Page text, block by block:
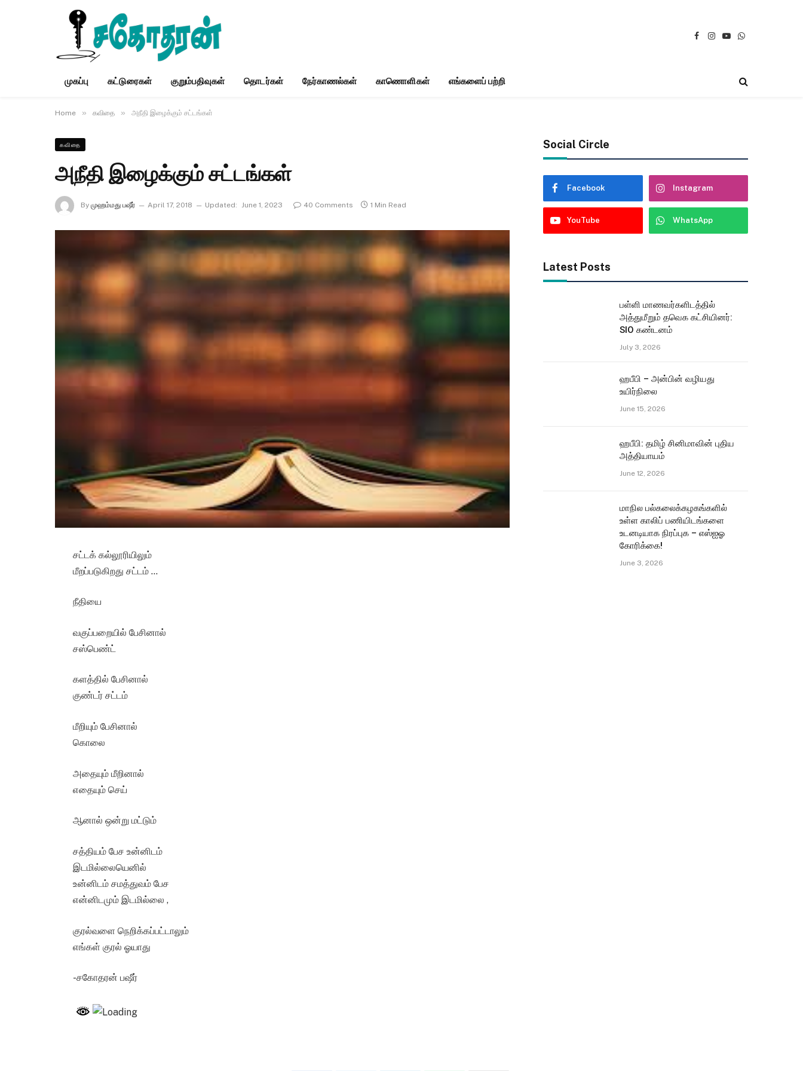
Facebook
Instagram
YouTubeWhatsApp
முகப்பு கட்டுரைகள் குறும்பதிவுகள் தொடர்கள் நேர்காணல்கள் காணொளிகள் எங்களைப் பற்றி
Home » கவிதை » அநீதி இழைக்கும் சட்டங்கள்
கவிதை
அநீதி இழைக்கும் சட்டங்கள்
By முஹம்மது பஷீர் April 17, 2018 Updated: June 1, 2023 40 Comments 1 Min Read
சட்டக் கல்லூரியிலும்
மீறப்படுகிறது சட்டம் …
நீதியை
வகுப்பறையில் பேசினால்
சஸ்பெண்ட்
களத்தில் பேசினால்
குண்டர் சட்டம்
மீறியும் பேசினால்
கொலை
அதையும் மீறினால்
எதையும் செய்
ஆனால் ஒன்று மட்டும்
சத்தியம் பேச உன்னிடம்
இடமில்லையெனில்
உன்னிடம் சமத்துவம் பேச
என்னிடமும் இடமில்லை ,
குரல்வளை நெறிக்கப்பட்டாலும்
எங்கள் குரல் ஓயாது
-சகோதரன் பஷீர்
Social Circle
Facebook Instagram
YouTube WhatsApp
Latest Posts
பள்ளி மாணவர்களிடத்தில்
அத்துமீறும் தவெக கட்சியினர்:
SIO கண்டனம்
July 3, 2026
ஹபீபி – அன்பின் வழியது
உயிர்நிலை
June 15, 2026
ஹபீபி: தமிழ் சினிமாவின் புதிய
அத்தியாயம்
June 12, 2026
மாநில பல்கலைக்கழகங்களில்
உள்ள காலிப் பணியிடங்களை
உடனடியாக நிரப்புக – எஸ்ஐஓ
கோரிக்கை!
June 3, 2026